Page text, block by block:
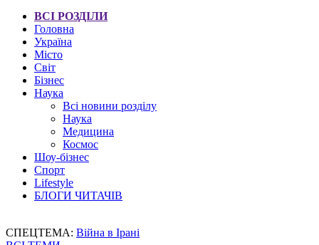
ВСІ РОЗДІЛИ
Головна
Україна
Місто
Світ
Бізнес
Наука
Всі новини розділу
Наука
Медицина
Космос
Шоу-бізнес
Спорт
Lifestyle
БЛОГИ ЧИТАЧІВ
СПЕЦТЕМА: Війна в Ірані